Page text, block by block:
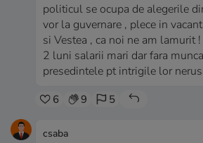
politicul se ocupa de alegerile
vor la guvernare , plece in
si Vestea , ca noi ne am lamurit
2 luni salarii mari dar fara
presedintele pt intrigile lor
6 9 5
csaba